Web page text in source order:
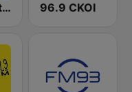
BPM Sports 91.9 FM 96.9 CKOI